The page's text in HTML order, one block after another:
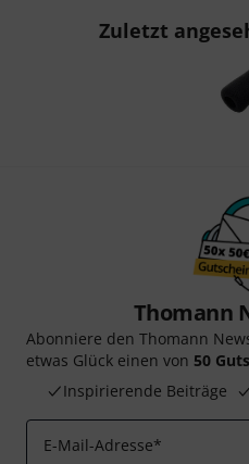
Zuletzt
Thomann
Abonniere den Thomann
etwas Glück einen von 50
Inspirierende Beiträge
E-Mail-Adresse*